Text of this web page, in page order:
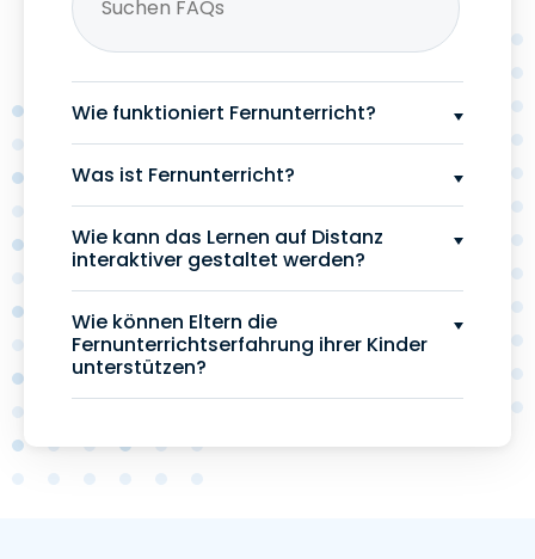
Wie funktioniert Fernunterricht?
Was ist Fernunterricht?
Wie kann das Lernen auf Distanz
interaktiver gestaltet werden?
Wie können Eltern die
Fernunterrichtserfahrung ihrer Kinder
unterstützen?